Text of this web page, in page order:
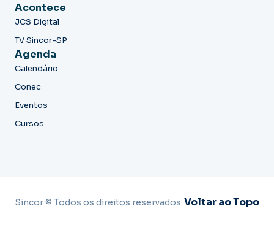
Acontece
JCS Digital
TV Sincor-SP
Agenda
Calendário
Conec
Eventos
Cursos
Sincor © Todos os direitos reservados Voltar ao Topo